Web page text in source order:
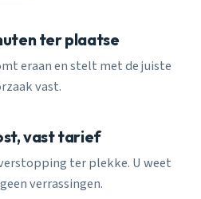
ter plaatse
eraan en stelt met de juiste
vast.
vast tarief
ter plekke. U weet
verrassingen.